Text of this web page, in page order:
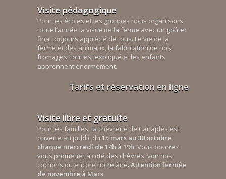
Visite pédagogique
Pour les écoles et les groupes nous organisons
toute l’année la visite de la ferme avec un goûter
final toujours apprécié de tous. Le vie de la
ferme et des animaux, la fabrication de nos
fromages, tout est expliqué et les enfants
apprennent énormément.
Tarifs et réservation en ligne
Visite libre et gratuite
Pour les familles, la chèvrerie de Canaples est
ouverte au public du 15 mars au 30 octobre
chaque mercredi de 14h à 19h. Vous pourrez
vous promener à coté des chèvres, voir nos
cochons ou encore notre âne. Attention fermée
de novembre à Mars